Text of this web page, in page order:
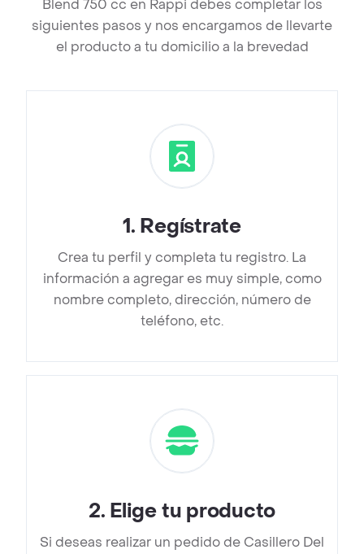
Blend 750 cc en Rappi debes completar los
siguientes pasos y nos encargamos de llevarte
el producto a tu domicilio a la brevedad
1. Regístrate
Crea tu perfil y completa tu registro. La
información a agregar es muy simple, como
nombre completo, dirección, número de
teléfono, etc.
2. Elige tu producto
Si deseas realizar un pedido de Casillero Del